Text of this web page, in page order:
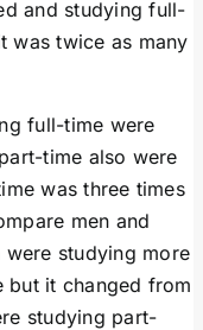
and studying full-
was twice as many
full-time were
time also were
was three times
men and
were studying more
but it changed from
studying part-